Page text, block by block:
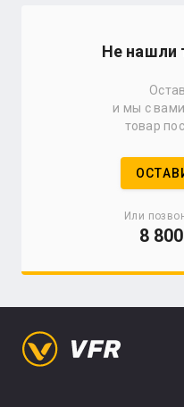
Не нашли
и мы с
товар
Или
8